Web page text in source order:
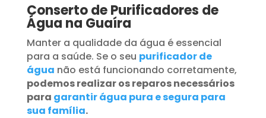
Conserto de Purificadores de
Água na Guaíra
Manter a qualidade da água é essencial
para a saúde. Se o seu purificador de
água não está funcionando corretamente,
podemos realizar os reparos necessários
para garantir água pura e segura para
sua família.